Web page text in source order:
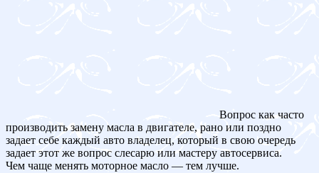
Вопрос как часто
производить замену масла в двигателе, рано или поздно
задает себе каждый авто владелец, который в свою очередь
задает этот же вопрос слесарю или мастеру автосервиса.
Чем чаще менять моторное масло — тем лучше.